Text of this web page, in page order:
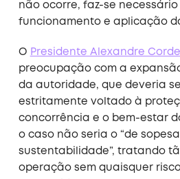
não ocorre, faz-se
funcionamento e aplicação
O Presidente Alexandre
preocupação com a
da autoridade, que deveria
estritamente voltado à
concorrência e o bem-estar
o caso não seria o “de
sustentabilidade”, tratando
operação sem quaisquer